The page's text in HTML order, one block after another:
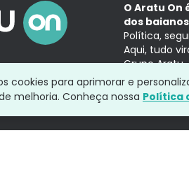
O Aratu
dos
Política,
Aqui, tudo
Grupo Aratu
cookies para aprimorar e
melhoria. Conheça nossa Política